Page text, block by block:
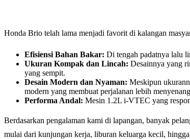
Honda Brio telah lama menjadi favorit di kalangan
Efisiensi Bahan Bakar: Di tengah padatnya lalu
Ukuran Kompak dan Lincah: Desainnya yang
yang sempit.
Desain Modern dan Nyaman: Meskipun
modern yang membuat perjalanan lebih
Performa Andal: Mesin 1.2L i-VTEC yang
Berdasarkan pengalaman kami di lapangan, banyak
mulai dari kunjungan kerja, liburan keluarga kecil,